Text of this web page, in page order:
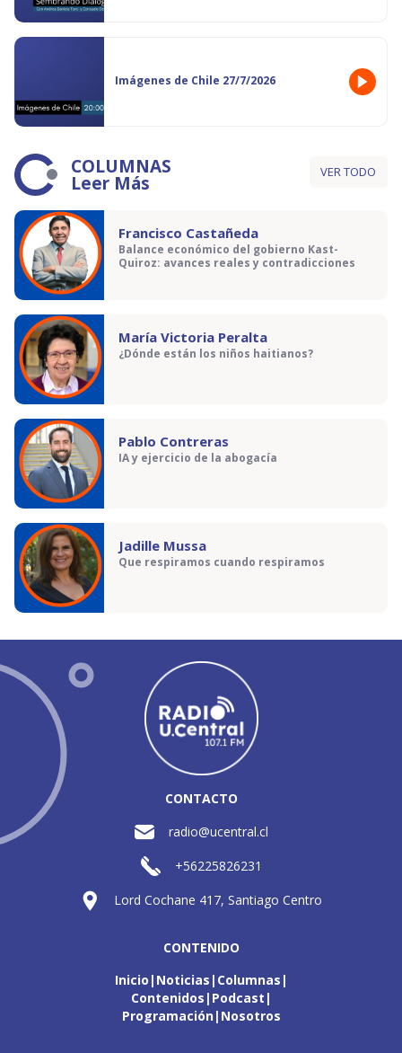
Imágenes de Chile 27/7/2026
COLUMNAS
Leer Más VER TODO
Francisco Castañeda
Balance económico del gobierno Kast-
Quiroz: avances reales y contradicciones
María Victoria Peralta
¿Dónde están los niños haitianos?
Pablo Contreras
IA y ejercicio de la abogacía
Jadille Mussa
Que respiramos cuando respiramos
CONTACTO
radio@ucentral.cl
+56225826231
Lord Cochane 417, Santiago Centro
CONTENIDO
Inicio Noticias Columnas
Contenidos Podcast
Programación Nosotros